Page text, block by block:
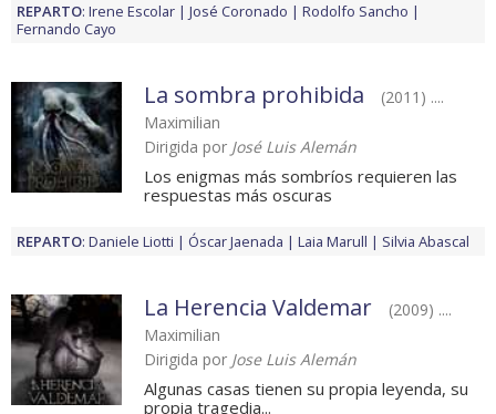
REPARTO: Irene Escolar José Coronado
Rodolfo Sancho
Fernando Cayo
La sombra prohibida
(2011) ....
Maximilian
Dirigida por José Luis Alemán
Los enigmas más sombríos requieren las
respuestas más oscuras
REPARTO: Daniele Liotti Óscar Jaenada Laia Marull Silvia Abascal
La Herencia Valdemar
(2009) ....
Maximilian
Dirigida por Jose Luis Alemán
Algunas casas tienen su propia leyenda, su
propia tragedia...